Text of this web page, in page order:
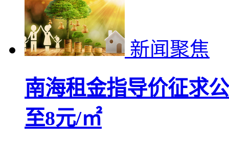
新闻聚焦
南海租金指导价征求
至8元/㎡